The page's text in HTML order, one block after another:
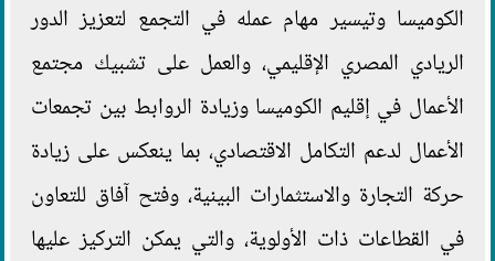
الكوميسا وتيسير مهام عمله في التجمع لتعزيز الدور
الريادي المصري الإقليمي، والعمل على تشبيك مجتمع
الأعمال في إقليم الكوميسا وزيادة الروابط بين تجمعات
الأعمال لدعم التكامل الاقتصادي، بما ينعكس على زيادة
حركة التجارة والاستثمارات البينية، وفتح آفاق للتعاون
في القطاعات ذات الأولوية، والتي يمكن التركيز عليها